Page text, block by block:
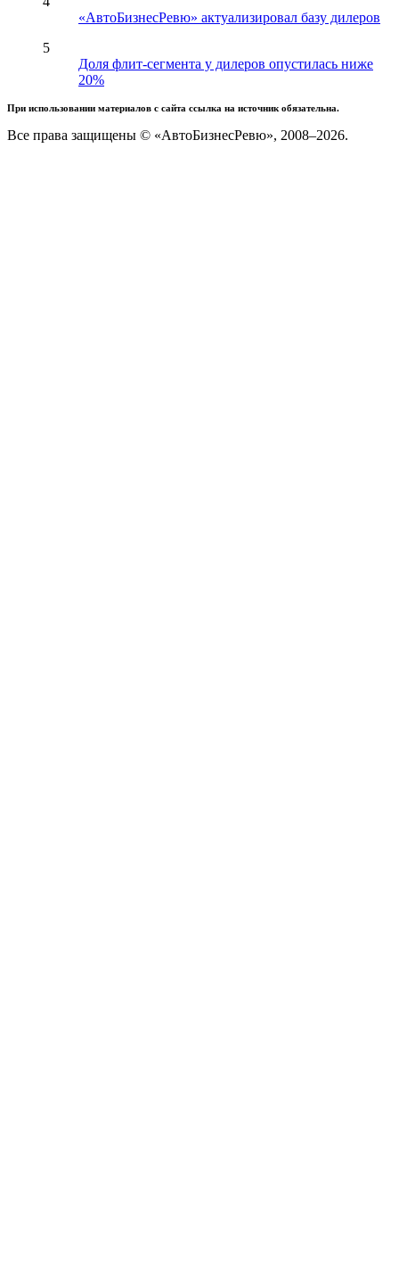
«АвтоБизнесРевю» актуализировал базу дилеров
5
Доля флит-сегмента у дилеров опустилась ниже
20%
При использовании материалов с сайта ссылка на источник обязательна.
Все права защищены © «АвтоБизнесРевю», 2008–2026.